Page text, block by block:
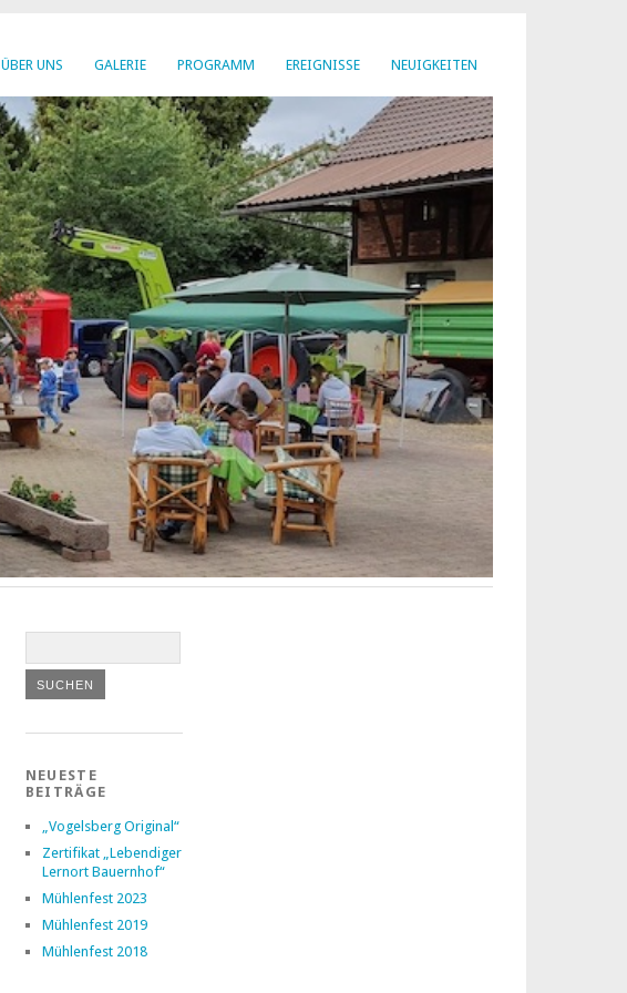
ÜBER UNS GALERIE PROGRAMM EREIGNISSE NEUIGKEITEN
NEUESTE
BEITRÄGE
„Vogelsberg Original“
Zertifikat „Lebendiger
Lernort Bauernhof“
Mühlenfest 2023
Mühlenfest 2019
Mühlenfest 2018